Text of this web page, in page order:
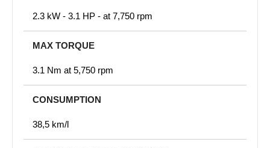
2.3 kW - 3.1 HP - at 7,750 rpm
MAX TORQUE
3.1 Nm at 5,750 rpm
CONSUMPTION
38,5 km/l